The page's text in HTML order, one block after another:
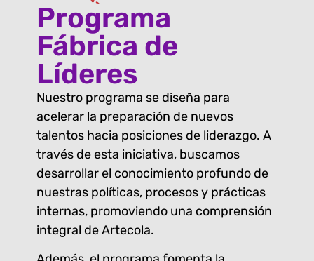
Programa
Fábrica de
Líderes
Nuestro programa se diseña para
acelerar la preparación de nuevos
talentos hacia posiciones de liderazgo. A
través de esta iniciativa, buscamos
desarrollar el conocimiento profundo de
nuestras políticas, procesos y prácticas
internas, promoviendo una comprensión
integral de Artecola.